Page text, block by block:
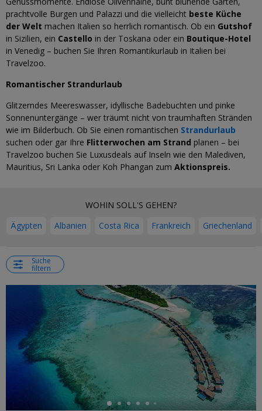
prachtvolle Burgen und Palazzi und die vielleicht beste Küche
der Welt machen Italien so herrlich romantisch. Ob ein Gutshof
in Sizilien, ein Castello in der Toskana oder ein Boutique-Hotel
in Venedig – buchen Sie Ihren Romantikurlaub in Italien bei
Travelzoo.
Romantischer Strandurlaub
Glitzerndes Meereswasser, idyllische Badebuchten und pinke
Sonnenuntergänge – wer träumt nicht von traumhaften Stränden
wie im Bilderbuch. Ob Sie einen romantischen Strandurlaub
suchen oder gar Ihre Flitterwochen am Strand planen – bei
Travelzoo buchen Sie Luxusdeals auf Inseln wie den Malediven,
Mauritius, Sri Lanka oder Koh Phangan zum Aktionspreis.
WOHIN SOLL'S GEHEN?
Ägypten
Albanien Costa Rica Frankreich Griechenland
Suche
filtern
←